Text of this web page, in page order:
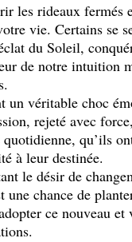
les rideaux fermés
vie. Certains se
du Soleil,
de notre intuition
un véritable choc
rejeté avec
qu’ils
à leur destinée.
le désir de
une chance de
ce nouveau